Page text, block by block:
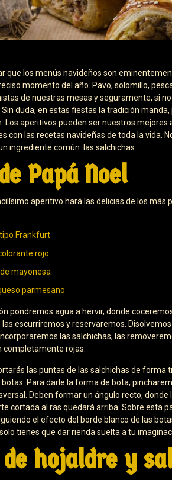
que los menús navideños son
momento del año. Pavo, solomillo,
de nuestras mesas y seguramente, si
Sin duda, en estas fiestas la tradición
Los aperitivos pueden ser nuestros
con las recetas navideñas de toda la vida.
ingrediente común: las salchichas.
Papá Noel
aperitivo hará las delicias de los más
Frankfurt
rojo
mayonesa
parmesano
pondremos agua a hervir, donde
escurriremos y reservaremos.
las salchichas, las
completamente rojas.
las puntas de las salchichas de forma
Para darle la forma de bota,
Deben formar un ángulo recto,
cortada al ras quedará arriba. Sobre esta
el efecto del borde blanco de las
tienes que dar rienda suelta a tu
hojaldre y